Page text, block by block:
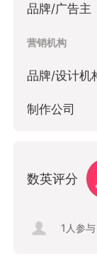
品牌/广告主
营销机构
品牌/设计机
制作公司
数英评分
1 人参与